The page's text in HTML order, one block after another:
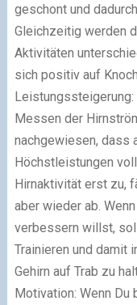
geschont und
Gleichzeitig werden
Aktivitäten
sich positiv auf
Messen der
nachgewiesen, dass
Höchstleistungen
Hirnaktivität erst zu,
aber wieder ab.
verbessern willst,
Trainieren und damit
Gehirn auf Trab zu
Motivation: Wenn Du